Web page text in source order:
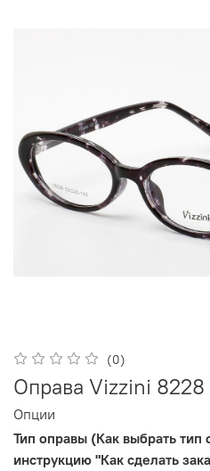
(0)
Оправа Vizzini 8228
Опции
Тип оправы (Как выбрать тип
инструкцию "Как сделать